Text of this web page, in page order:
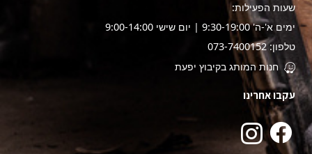
שעות הפעילות:
ימים א'-ה' 9:30-19:00 | יום שישי 9:00-14:00
טלפון: 073-7400152
חנות המותג בקיבוץ יפעת
עקבו אחרינו